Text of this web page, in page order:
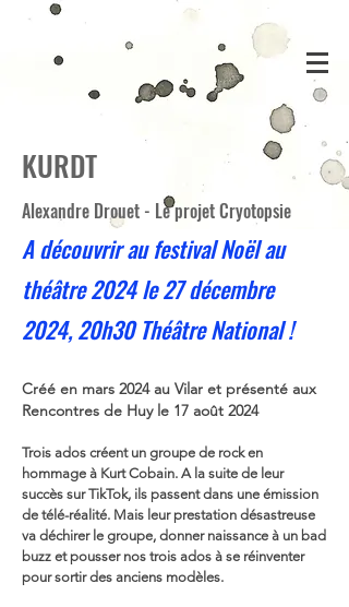
KURDT
Alexandre Drouet - Le projet Cryotopsie
A découvrir au festival Noël au
théâtre 2024 le 27 décembre
2024, 20h30 Théâtre National !
Créé en mars 2024 au Vilar et présenté aux
Rencontres de Huy le 17 août 2024
Trois ados créent un groupe de rock en
hommage à Kurt Cobain. A la suite de leur
succès sur TikTok, ils passent dans une émission
de télé-réalité. Mais leur prestation désastreuse
va déchirer le groupe, donner naissance à un bad
buzz et pousser nos trois ados à se réinventer
pour sortir des anciens modèles.